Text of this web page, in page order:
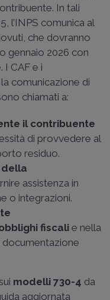
In tali
l’INPS comunica al
che dovranno
gennaio 2026 con
I CAF e i
comunicazione di
chiamati a:
il contribuente
di provvedere al
residuo.
assistenza in
o integrazioni.
fiscali e nella
modelli 730-4 da
aggiornata